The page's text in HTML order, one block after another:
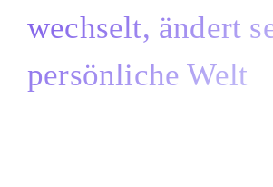
wechselt, ändert
persönliche Welt